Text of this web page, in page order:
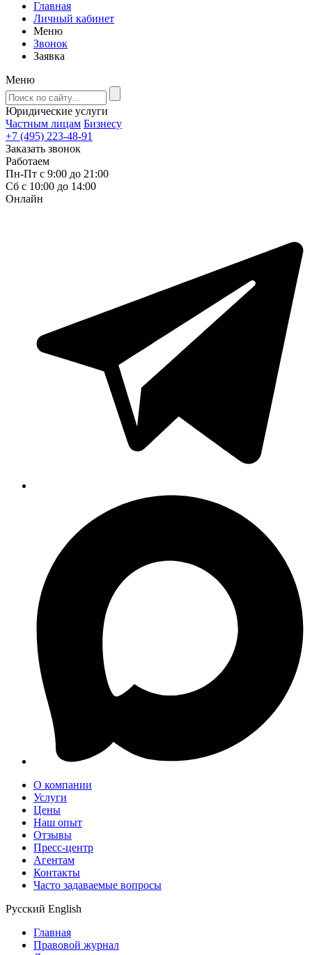
Главная
Личный кабинет
Меню
Звонок
Заявка
Меню
Юридические услуги
Частным лицам Бизнесу
+7 (495) 223-48-91
Заказать звонок
Работаем
Пн-Пт с 9:00 до 21:00
Сб с 10:00 до 14:00
Онлайн
О компании
Услуги
Цены
Наш опыт
Отзывы
Пресс-центр
Агентам
Контакты
Часто задаваемые вопросы
Русский English
Главная
Правовой журнал